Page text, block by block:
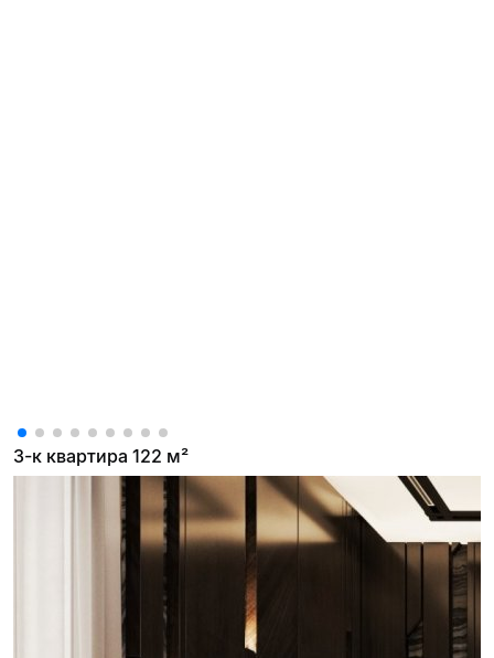
3-к квартира 122 м²